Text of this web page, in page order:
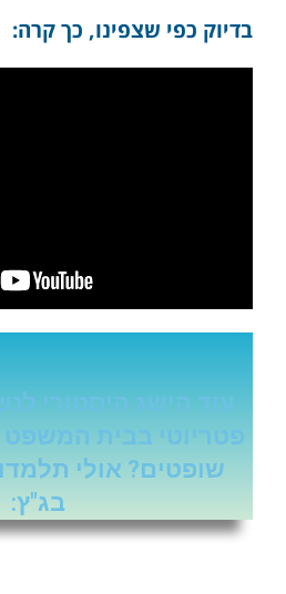
בדיוק כפי שצפינו, כך קרה:
פטריוטי בבית המשפט
שופטים? אולי
בג"ץ: